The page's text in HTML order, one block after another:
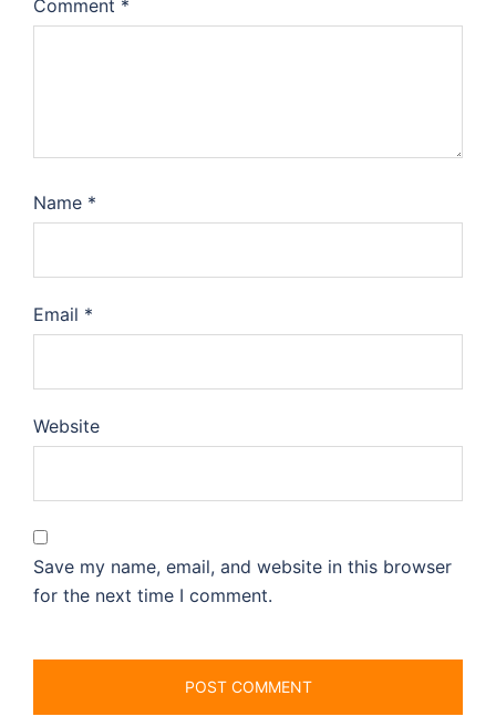
Comment *
Name *
Email *
Website
Save my name, email, and website in this browser
for the next time I comment.